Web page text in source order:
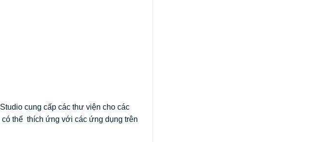
cung cấp các thư viện cho các
thể thích ứng với các ứng dụng trên